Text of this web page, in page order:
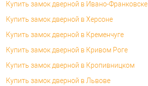
Купить замок дверной в Ивано-Франковске
Купить замок дверной в Херсоне
Купить замок дверной в Кременчуге
Купить замок дверной в Кривом Роге
Купить замок дверной в Кропивницком
Купить замок дверной в Львове